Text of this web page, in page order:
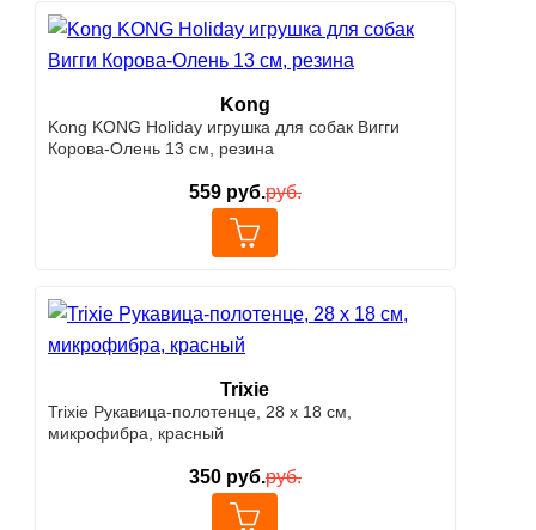
Kong
Kong KONG Holiday игрушка для собак Вигги
Корова-Олень 13 см, резина
559руб.руб.
Trixie
Trixie Рукавица-полотенце, 28 х 18 см,
микрофибра, красный
350руб.руб.